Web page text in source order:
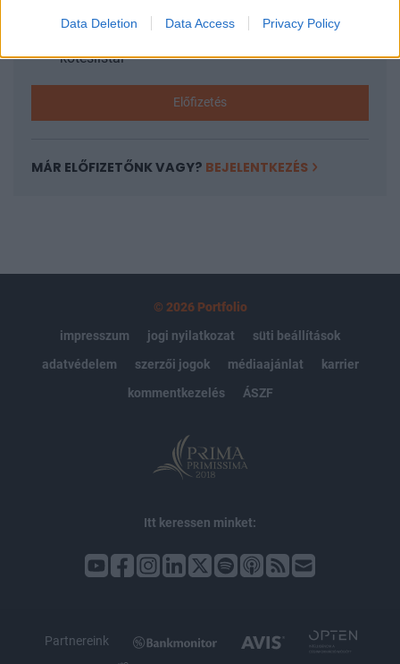
Data Deletion Data Access Privacy Policy
Portfolio.hu teljes cikkarchívum
Kötéslisták: BÉT elmúlt 2 év napon belüli
kötéslistái
Előfizetés
MÁR ELŐFIZETŐNK VAGY? BEJELENTKEZÉS
© 2026 Portfolio
impresszum
jogi nyilatkozat
süti beállítások
adatvédelem
szerzői jogok médiaajánlat
karrier
kommentkezelés
ÁSZF
Itt keressen minket:
Partnereink